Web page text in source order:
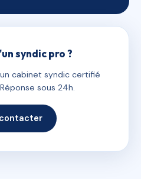
syndic pro ?
cabinet syndic certifié
sous 24h.